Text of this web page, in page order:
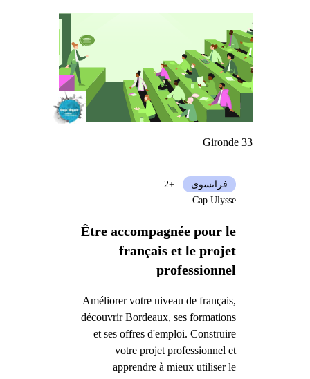
Gironde 33
Être accompagnée pour le
français et le projet
professionnel
Améliorer votre niveau de français,
découvrir Bordeaux, ses formations
et ses offres d'emploi. Construire
votre projet professionnel et
apprendre à mieux utiliser le
فرانسوی
+2
Cap Ulysse